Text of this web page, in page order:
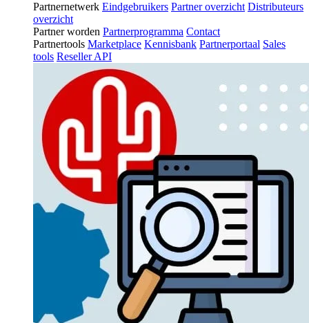
Partnernetwerk Eindgebruikers Partner overzicht Distributeurs
overzicht
Partner worden Partnerprogramma Contact
Partnertools Marketplace Kennisbank Partnerportaal Sales
tools Reseller API